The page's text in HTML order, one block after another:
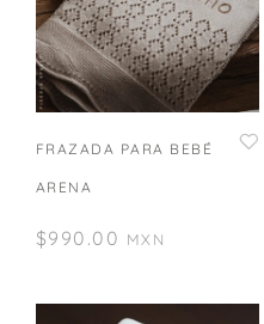
FRAZADA PARA BEBÉ
ARENA
$990.00 MXN